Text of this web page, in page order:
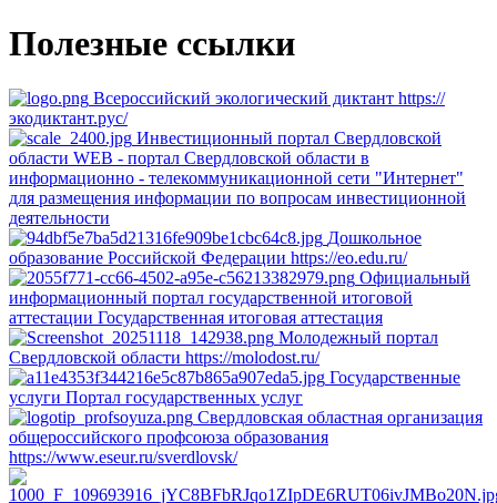
Полезные ссылки
Всероссийский экологический диктант https://
экодиктант.рус/
Инвестиционный портал Свердловской
области WEB - портал Свердловской области в
информационно - телекоммуникационной сети "Интернет"
для размещения информации по вопросам инвестиционной
деятельности
Дошкольное
образование Российской Федерации https://eo.edu.ru/
Официальный
информационный портал государственной итоговой
аттестации Государственная итоговая аттестация
Молодежный портал
Свердловской области https://molodost.ru/
Государственные
услуги Портал государственных услуг
Свердловская областная организация
общероссийского профсоюза образования
https://www.eseur.ru/sverdlovsk/